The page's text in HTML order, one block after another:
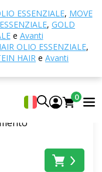
ESSENZIALE, MOVE
, GOLD
e Avanti
OLIO ESSENZIALE,
HAIR e Avanti
0